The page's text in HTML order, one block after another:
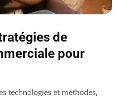
de
pour
technologies et méthodes,